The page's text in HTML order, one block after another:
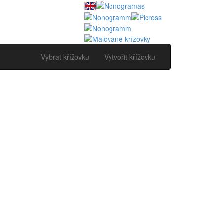
Vybrat křížovku Vytvořit křížovku